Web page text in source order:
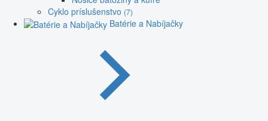
Cyklo príslušenstvo (7)
Batérie a Nabíjačky